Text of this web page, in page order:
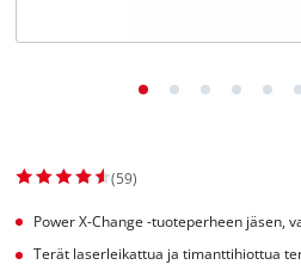
(59)
Power X-Change -tuoteperheen jäsen,
Terät laserleikattua ja timanttihiottua